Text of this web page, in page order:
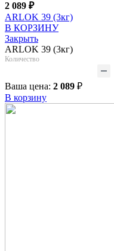
2 089 ₽
ARLOK 39 (3кг)
В КОРЗИНУ
Закрыть
ARLOK 39 (3кг)
Количество
Ваша цена: 2 089 ₽
В корзину